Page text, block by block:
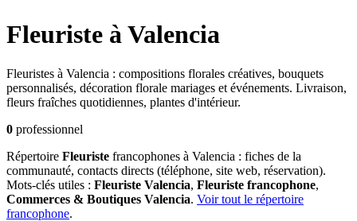
Fleuriste à Valencia
Fleuristes à Valencia : compositions florales créatives, bouquets
personnalisés, décoration florale mariages et événements. Livraison,
fleurs fraîches quotidiennes, plantes d'intérieur.
0 professionnel
Répertoire Fleuriste francophones à Valencia : fiches de la
communauté, contacts directs (téléphone, site web, réservation).
Mots-clés utiles : Fleuriste Valencia, Fleuriste francophone,
Commerces & Boutiques Valencia. Voir tout le répertoire
francophone.